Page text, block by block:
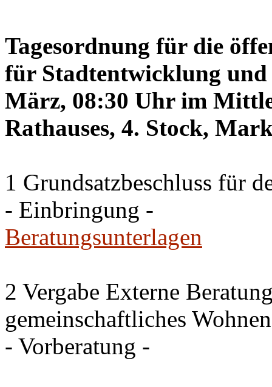
Tagesordnung für die
für Stadtentwicklung und
März, 08:30 Uhr im
Rathauses, 4. Stock,
1 Grundsatzbeschluss für
- Einbringung -
Beratungsunterlagen
2 Vergabe Externe
gemeinschaftliches Wohnen
- Vorberatung -